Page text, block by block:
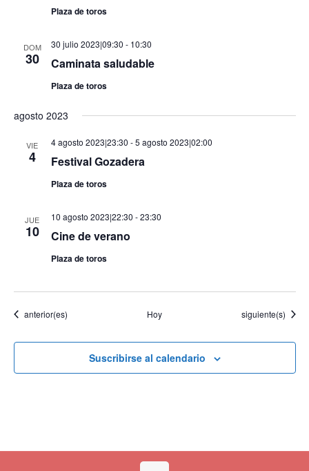
Plaza de toros
DOM
30 Caminata saludable
30 julio 2023|09:30 - 10:30
Plaza de toros
agosto 2023
VIE
4 Festival Gozadera
4 agosto 2023|23:30 -5 agosto 2023|02:00
Plaza de toros
JUE
10 Cine de verano
10 agosto 2023|22:30 -23:30
Plaza de toros
Eventos
anterior(es) Hoy Eventos
siguiente(s)
Suscribirse al calendario